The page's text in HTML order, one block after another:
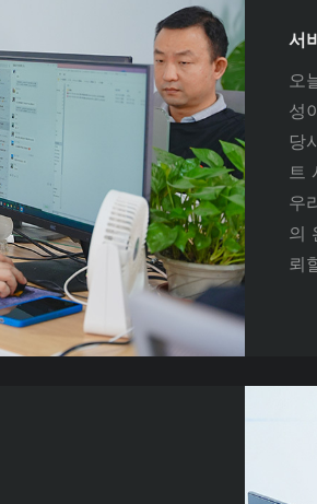
서
오
성
당
트
우
의
뢰